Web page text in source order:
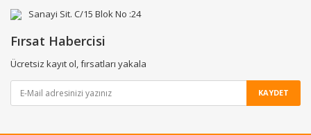
Sanayi Sit. C/15 Blok No :24
Fırsat Habercisi
Ücretsiz kayıt ol, fırsatları yakala
KAYDET